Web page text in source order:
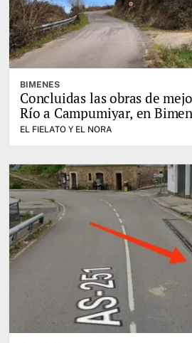
BIMENES
Concluidas las obras de
Río a Campumiyar, en
EL FIELATO Y EL NORA